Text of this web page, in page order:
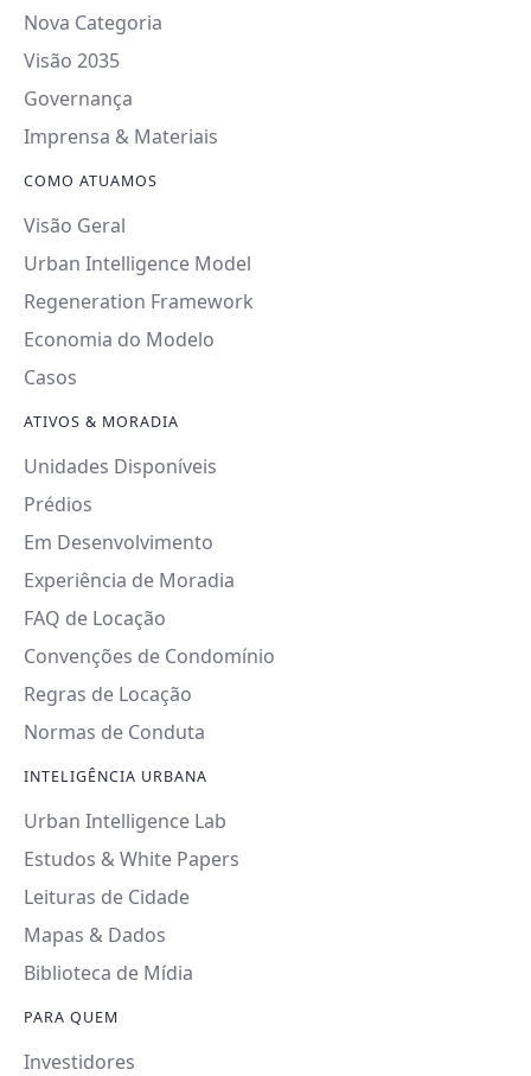
Nova Categoria
Visão 2035
Governança
Imprensa & Materiais
COMO ATUAMOS
Visão Geral
Urban Intelligence Model
Regeneration Framework
Economia do Modelo
Casos
ATIVOS & MORADIA
Unidades Disponíveis
Prédios
Em Desenvolvimento
Experiência de Moradia
FAQ de Locação
Convenções de Condomínio
Regras de Locação
Normas de Conduta
INTELIGÊNCIA URBANA
Urban Intelligence Lab
Estudos & White Papers
Leituras de Cidade
Mapas & Dados
Biblioteca de Mídia
PARA QUEM
Investidores